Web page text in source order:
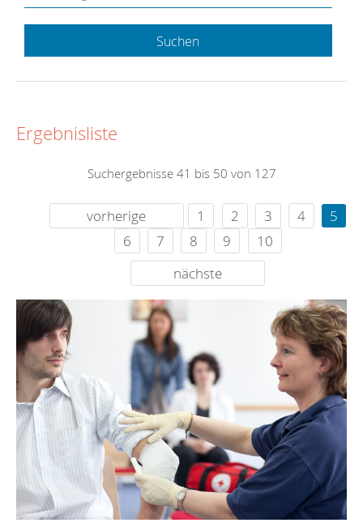
Suchen
Ergebnisliste
Suchergebnisse 41 bis 50 von 127
vorherige 1 2 3 4
5
6
7 8 9
10
nächste